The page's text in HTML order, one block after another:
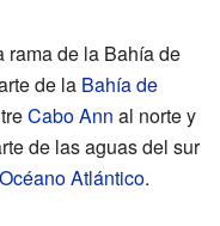
rama de la Bahía de
de la Bahía de
Cabo Ann al norte y
de las aguas del sur
Océano Atlántico.